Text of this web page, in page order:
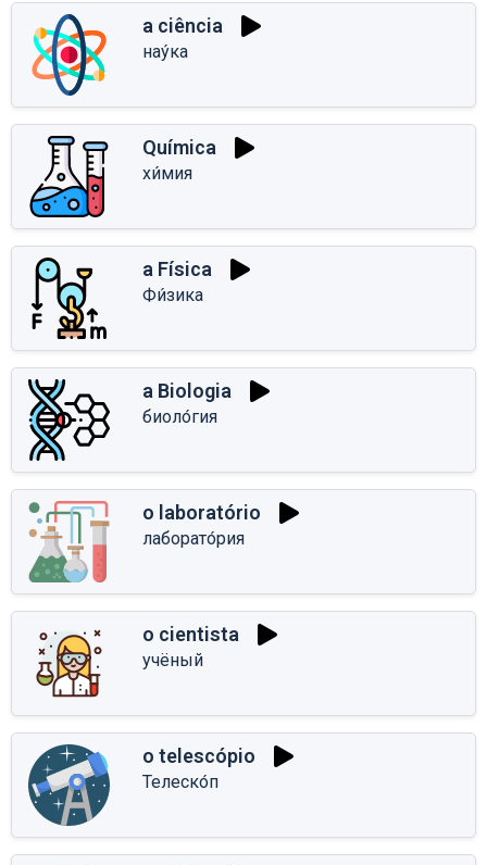
a ciência
нау́ка
Química
хи́мия
a Física
Фи́зика
a Biologia
биоло́гия
o laboratório
лаборато́рия
o cientista
учёный
o telescópio
Телеско́п